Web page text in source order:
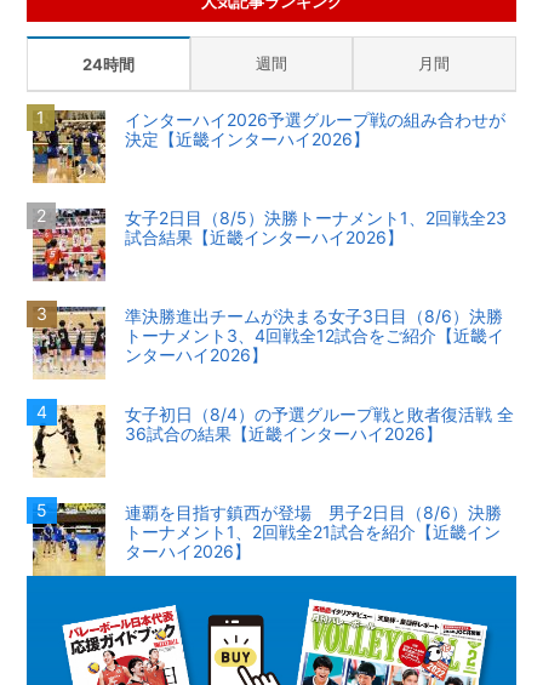
24時間 週間 月間
インターハイ2026予選グループ戦の組み合わせが
決定【近畿インターハイ2026】
女子2日目（8/5）決勝トーナメント1、2回戦全23
試合結果【近畿インターハイ2026】
準決勝進出チームが決まる女子3日目（8/6）決勝
トーナメント3、4回戦全12試合をご紹介【近畿イ
ンターハイ2026】
女子初日（8/4）の予選グループ戦と敗者復活戦 全
36試合の結果【近畿インターハイ2026】
連覇を目指す鎮西が登場 男子2日目（8/6）決勝
トーナメント1、2回戦全21試合を紹介【近畿イン
ターハイ2026】